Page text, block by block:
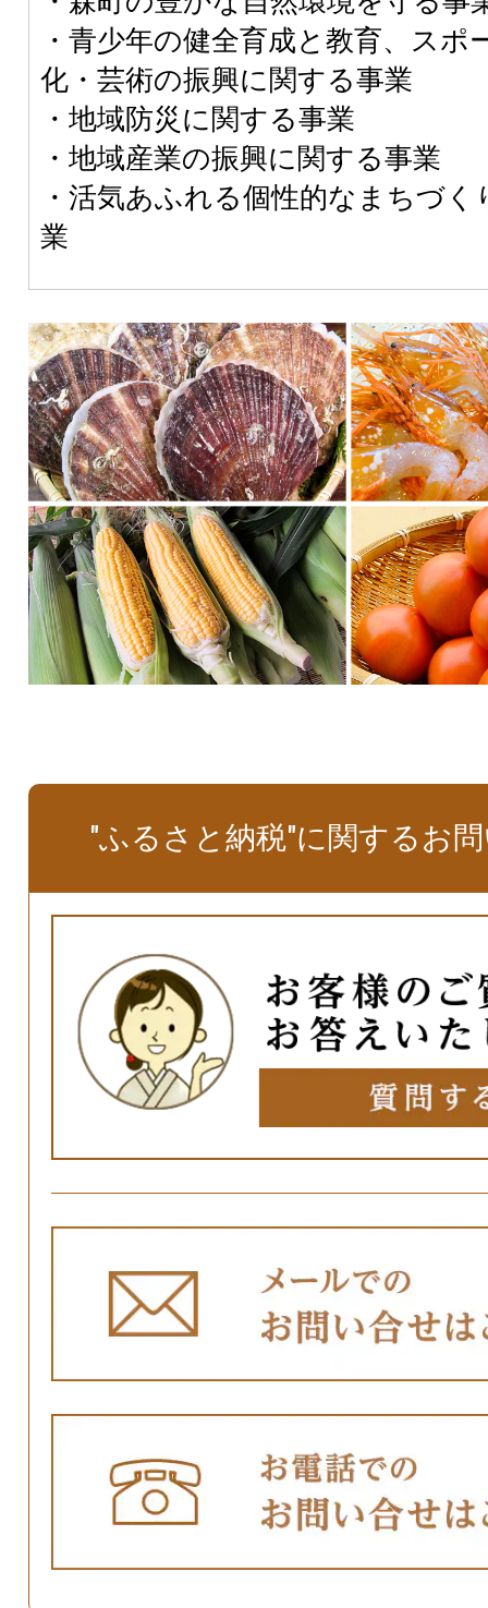
・青少年の健全育成と教育、スポ
化・芸術の振興に関する事業
・地域防災に関する事業
・地域産業の振興に関する事業
・活気あふれる個性的なまちづ
業
"ふるさと納税"に関するお